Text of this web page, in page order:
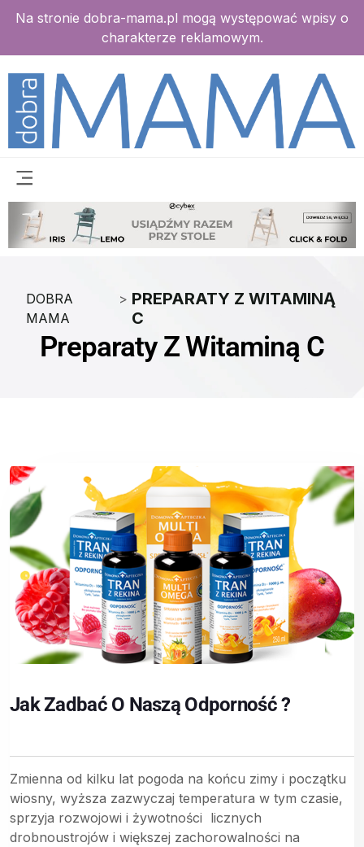
Na stronie dobra-mama.pl mogą występować wpisy o
charakterze reklamowym.
DOBRA
MAMA
> PREPARATY Z WITAMINĄ
C
Preparaty Z Witaminą C
Jak Zadbać O Naszą Odporność ?
Zmienna od kilku lat pogoda na końcu zimy i początku
wiosny, wyższa zazwyczaj temperatura w tym czasie,
sprzyja rozwojowi i żywotności licznych
drobnoustrojów i większej zachorowalności na